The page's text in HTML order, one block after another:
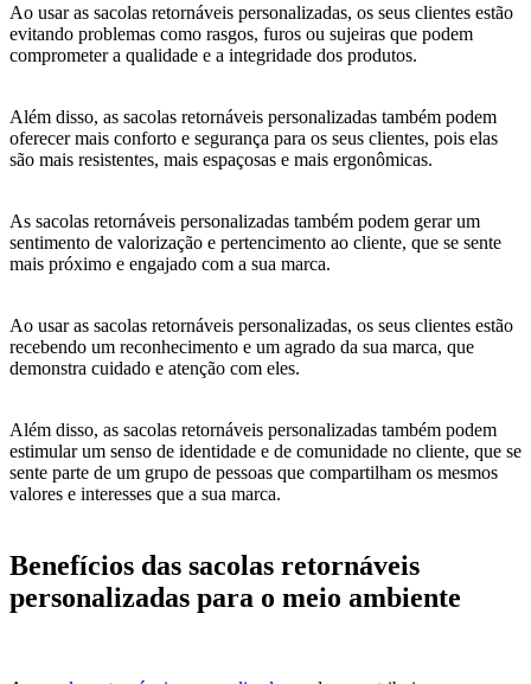
Ao usar as sacolas retornáveis personalizadas, os seus clientes estão
evitando problemas como rasgos, furos ou sujeiras que podem
comprometer a qualidade e a integridade dos produtos.
Além disso, as sacolas retornáveis personalizadas também podem
oferecer mais conforto e segurança para os seus clientes, pois elas
são mais resistentes, mais espaçosas e mais ergonômicas.
As sacolas retornáveis personalizadas também podem gerar um
sentimento de valorização e pertencimento ao cliente, que se sente
mais próximo e engajado com a sua marca.
Ao usar as sacolas retornáveis personalizadas, os seus clientes estão
recebendo um reconhecimento e um agrado da sua marca, que
demonstra cuidado e atenção com eles.
Além disso, as sacolas retornáveis personalizadas também podem
estimular um senso de identidade e de comunidade no cliente, que se
sente parte de um grupo de pessoas que compartilham os mesmos
valores e interesses que a sua marca.
Benefícios das sacolas retornáveis
personalizadas para o meio ambiente